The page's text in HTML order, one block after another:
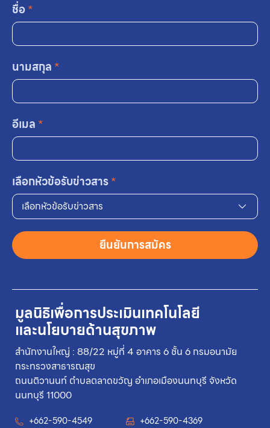
มูลนิธิเพื่อการประเมินเทคโนโลยี
และนโยบายด้านสุขภาพ
สำนักงานใหญ่ : 88/22 หมู่ที่ 4 อาคาร 6 ชั้น 6 กรมอนามัย
กระทรวงสาธารณสุข
ถนนติวานนท์ ตำบลตลาดขวัญ อำเภอเมืองนนทบุรี จังหวัด
นนทบุรี 11000
+662-590-4549
+662-590-4369
ชื่อ*
นามสกุล *
อีเมล *
เลือกหัวข้อรับข่าวสาร*
เลือกหัวข้อรับข่าวสาร
ยืนยันการสมัคร